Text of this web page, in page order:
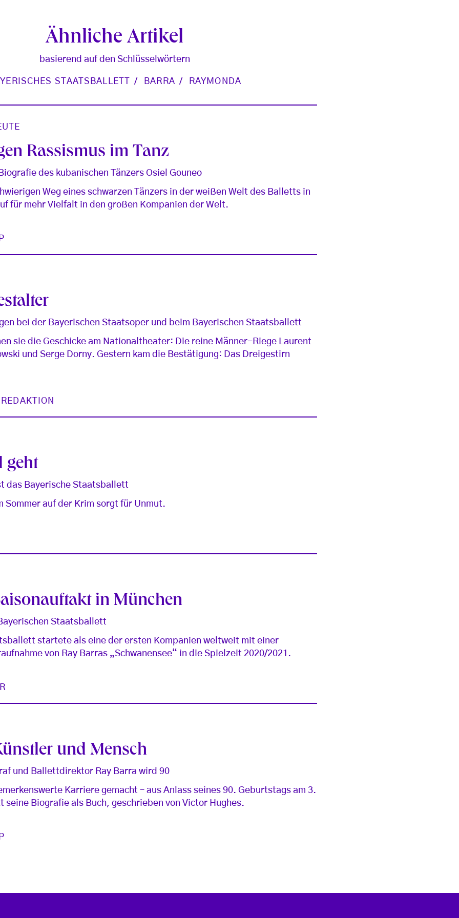
Ähnliche Artikel
basierend auf den Schlüsselwörtern
STAATSBALLETT BARRA RAYMONDA
Rassismus im Tanz
des kubanischen Tänzers Osiel Gouneo
Weg eines schwarzen Tänzers in der weißen Welt des Balletts in
für mehr Vielfalt in den großen Kompanien der Welt.
bei der Bayerischen Staatsoper und beim Bayerischen Staatsballett
sie die Geschicke am Nationaltheater: Die reine Männer-Riege Laurent
und Serge Dorny. Gestern kam die Bestätigung: Das Dreigestirn
geht
das Bayerische Staatsballett
Sommer auf der Krim sorgt für Unmut.
in München
Staatsballett
startete als eine der ersten Kompanien weltweit mit einer
von Ray Barras „Schwanensee“ in die Spielzeit 2020/2021.
und Mensch
und Ballettdirektor Ray Barra wird 90
Karriere gemacht – aus Anlass seines 90. Geburtstags am 3.
seine Biografie als Buch, geschrieben von Victor Hughes.